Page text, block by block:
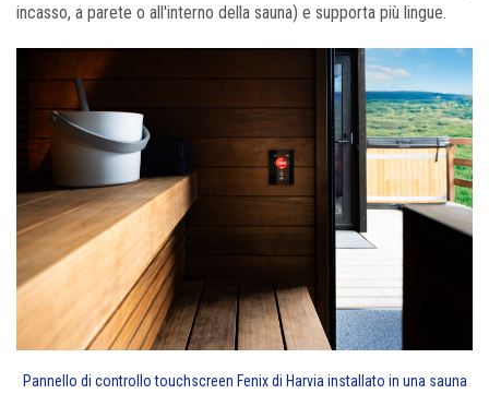
incasso, a parete o all'interno della sauna) e supporta più lingue.
Pannello di controllo touchscreen Fenix di Harvia installato in una sauna